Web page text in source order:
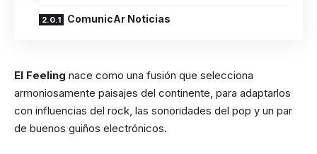
ComunicAr Noticias
El Feeling nace como una fusión que selecciona
armoniosamente paisajes del continente, para adaptarlos
con influencias del rock, las sonoridades del pop y un par
de buenos guiños electrónicos.